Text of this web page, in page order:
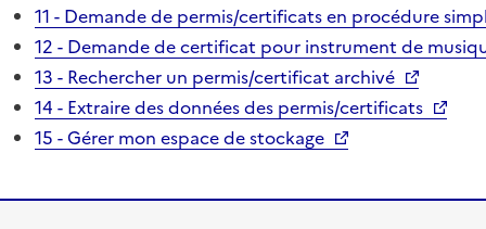
11 - Demande de permis/certificats en procédure
12 - Demande de certificat pour instrument de
13 - Rechercher un permis/certificat archivé
14 - Extraire des données des permis/certificats
15 - Gérer mon espace de stockage